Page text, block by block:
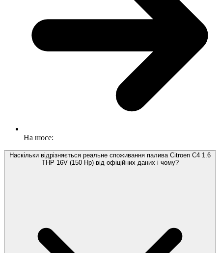
На шосе:
Наскільки відрізняється реальне споживання палива Citroen C4 1.6
THP 16V (150 Hp) від офіційних даних і чому?